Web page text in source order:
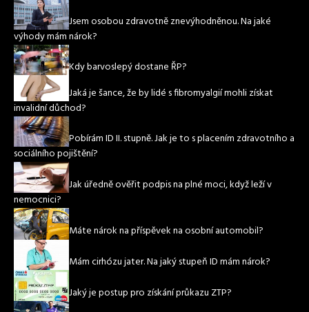
Jsem osobou zdravotně znevýhodněnou. Na jaké
výhody mám nárok?
Kdy barvoslepý dostane ŘP?
Jaká je šance, že by lidé s fibromyalgií mohli získat
invalidní důchod?
Pobírám ID II. stupně. Jak je to s placením zdravotního a
sociálního pojištění?
Jak úředně ověřit podpis na plné moci, když leží v
nemocnici?
Máte nárok na příspěvek na osobní automobil?
Mám cirhózu jater. Na jaký stupeň ID mám nárok?
Jaký je postup pro získání průkazu ZTP?